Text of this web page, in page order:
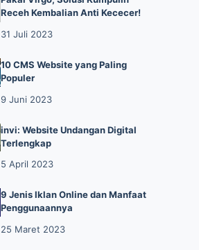
Receh Kembalian Anti Kececer!
31 Juli 2023
10 CMS Website yang Paling
Populer
9 Juni 2023
invi: Website Undangan Digital
Terlengkap
5 April 2023
9 Jenis Iklan Online dan Manfaat
Penggunaannya
25 Maret 2023